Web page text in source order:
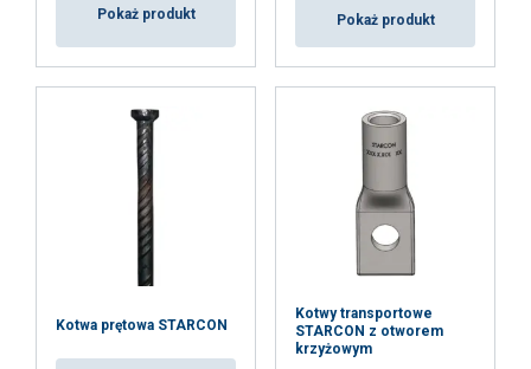
Pokaż produkt Pokaż produkt
Kotwa prętowa STARCON
Kotwy transportowe
STARCON z otworem
krzyżowym